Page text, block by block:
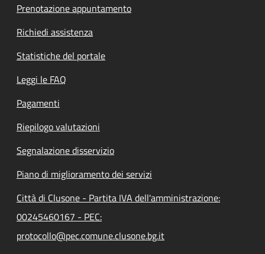
Prenotazione appuntamento
Richiedi assistenza
Statistiche del portale
Leggi le FAQ
Pagamenti
Riepilogo valutazioni
Segnalazione disservizio
Piano di miglioramento dei servizi
Città di Clusone - Partita IVA dell'amministrazione:
00245460167 - PEC:
protocollo@pec.comune.clusone.bg.it